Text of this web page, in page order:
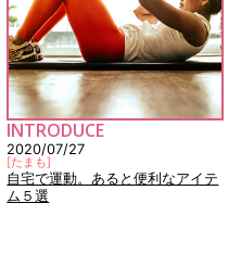
INTRODUCE
2020/07/27
[たまも]
自宅で運動。あると便利なアイテ
ム５選